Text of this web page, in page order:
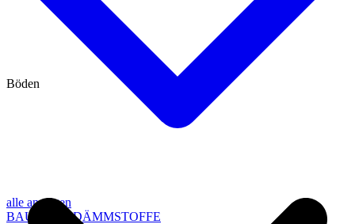
alle anzeigen
BAU- UND DÄMMSTOFFE
Böden